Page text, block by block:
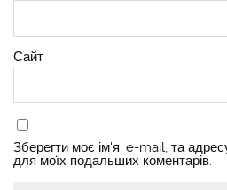
Сайт
Зберегти моє ім'я, e-mail, та
для моїх подальших коментарів.